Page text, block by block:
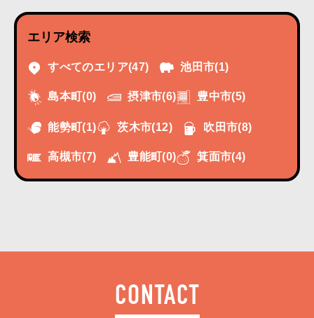
エリア検索
すべてのエリア(47) 池田市(1)
島本町(0) 摂津市(6) 豊中市(5)
能勢町(1) 茨木市(12) 吹田市(8)
高槻市(7) 豊能町(0) 箕面市(4)
CONTACT